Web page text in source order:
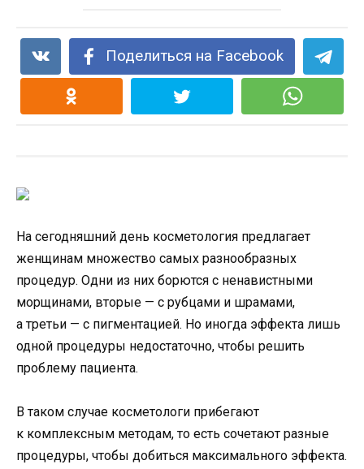
Поделиться на Facebook
На сегодняшний день косметология предлагает
женщинам множество самых разнообразных
процедур. Одни из них борются с ненавистными
морщинами, вторые — с рубцами и шрамами,
а третьи — с пигментацией. Но иногда эффекта лишь
одной процедуры недостаточно, чтобы решить
проблему пациента.
В таком случае косметологи прибегают
к комплексным методам, то есть сочетают разные
процедуры, чтобы добиться максимального эффекта.